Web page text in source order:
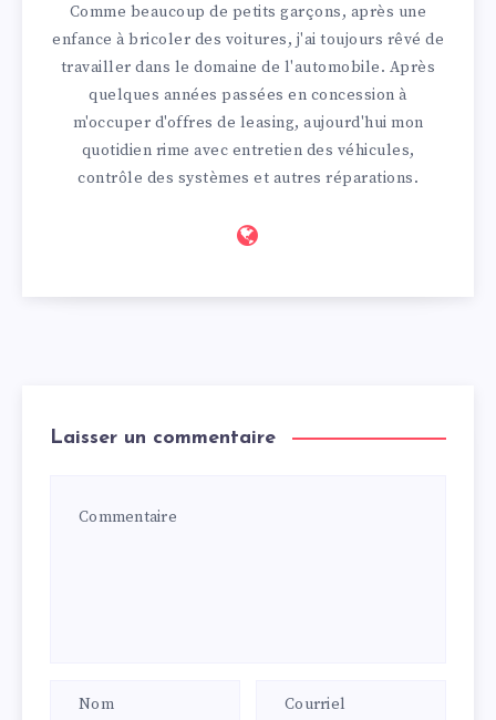
Comme beaucoup de petits garçons, après une
enfance à bricoler des voitures, j'ai toujours rêvé de
travailler dans le domaine de l'automobile. Après
quelques années passées en concession à
m'occuper d'offres de leasing, aujourd'hui mon
quotidien rime avec entretien des véhicules,
contrôle des systèmes et autres réparations.
Laisser un commentaire